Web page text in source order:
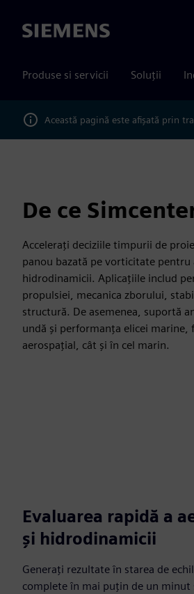
Siemens
Produse si servicii Soluții
Această pagină este afișată prin
De ce
Accelerați deciziile timpurii de
panou bazată pe vorticitate
hidrodinamicii. Aplicațiile includ
propulsiei, mecanica zborului,
structură. De asemenea, suportă
undă și performanța elicei
aerospațial, cât și în cel marin.
Evaluarea rapidă a
și hidrodinamicii
Generați rezultate în starea de
complete în mai puțin de un